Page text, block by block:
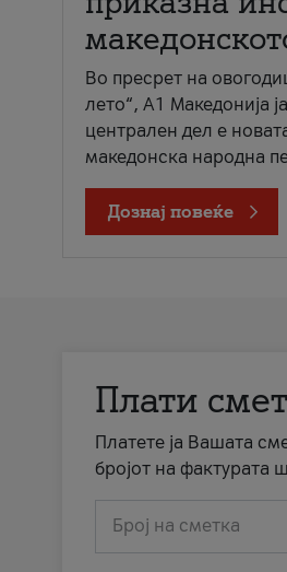
Во пресрет на
лето“, А1 Македонија
централен дел е
македонска народна
Дознај повеќе
Плати
Платете ја Вашата
бројот на фактурата
Број на сметка